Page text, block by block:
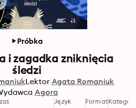
Próbka
i zagadka zniknięcia
śledzi
Lektor Agata Romaniuk
Agora
Język Format